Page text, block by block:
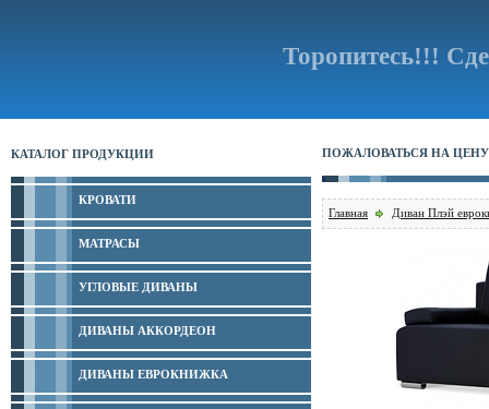
Торопитесь!!!
КАТАЛОГ ПРОДУКЦИИ
КРОВАТИ
МАТРАСЫ
УГЛОВЫЕ ДИВАНЫ
ДИВАНЫ АККОРДЕОН
ДИВАНЫ ЕВРОКНИЖКА
ПОЖАЛОВАТЬСЯ НА ЦЕНУ
Главная Диван Плэй